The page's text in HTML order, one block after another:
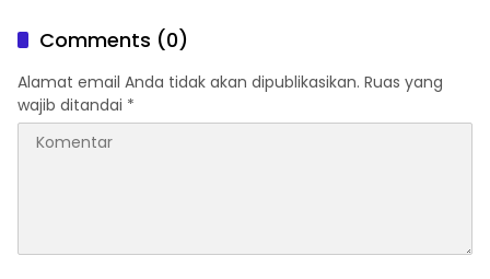
Comments (0)
Alamat email Anda tidak akan dipublikasikan. Ruas yang
wajib ditandai *